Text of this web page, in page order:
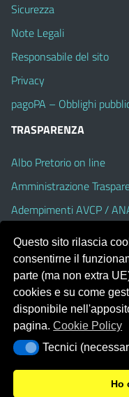
Sicurezza
Note Legali
Responsabile del sito
Privacy
pagoPA – Obblighi
TRASPARENZA
Albo Pretorio on line
Amministrazione
Adempimenti AVCP /
Accesso Civico
Dichiarazione di
Portale realizzato con la
Template Italia configurato
(Alioth)
Questo sito rilascia
consentirne il
parte (ma non extra
cookies e su come
disponibile
pagina.Cookie Policy
Tecnici (necessari)
Tecnici
Ho